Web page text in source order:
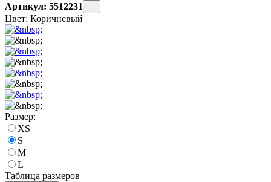
Артикул: 5512231
Цвет: Коричневый
Размер:
XS
S
M
L
Таблица размеров